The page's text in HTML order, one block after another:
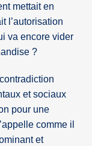
mettait en
l’autorisation
va encore vider
?
et sociaux
pour une
comme il
et